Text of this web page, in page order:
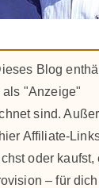
Blog
"Anzeige"
sind.
Affiliate-
oder kaufst,
– für